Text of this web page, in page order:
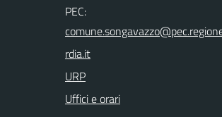
PEC:
URP
Uffici e orari